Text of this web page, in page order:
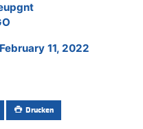
February 11, 2022
Drucken